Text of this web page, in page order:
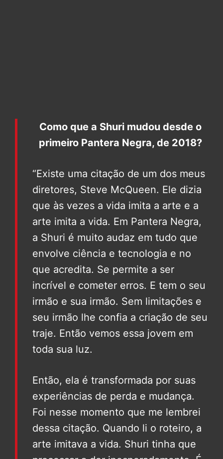
Como que a Shuri mudou desde o
primeiro Pantera Negra, de 2018?
“Existe uma citação de um dos meus
diretores, Steve McQueen. Ele dizia
que às vezes a vida imita a arte e a
arte imita a vida. Em Pantera Negra,
a Shuri é muito audaz em tudo que
envolve ciência e tecnologia e no
que acredita. Se permite a ser
incrível e cometer erros. E tem o seu
irmão e sua irmão. Sem limitações e
seu irmão lhe confia a criação de seu
traje. Então vemos essa jovem em
toda sua luz.
Então, ela é transformada por suas
experiências de perda e mudança.
Foi nesse momento que me lembrei
dessa citação. Quando li o roteiro, a
arte imitava a vida. Shuri tinha que